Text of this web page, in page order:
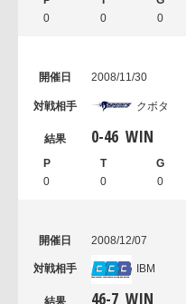
0 0 0
2008/11/30
クボタ
0-46 WIN
0 0 0
2008/12/07
IBM
46-7 WIN